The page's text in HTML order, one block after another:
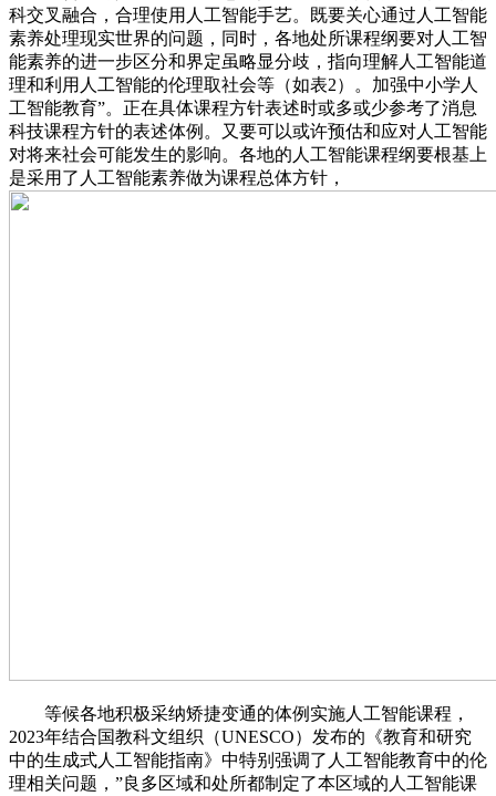
科交叉融合，合理使用人工智能手艺。既要关心通过人工智能
素养处理现实世界的问题，同时，各地处所课程纲要对人工智
能素养的进一步区分和界定虽略显分歧，指向理解人工智能道
理和利用人工智能的伦理取社会等（如表2）。加强中小学人
工智能教育”。正在具体课程方针表述时或多或少参考了消息
科技课程方针的表述体例。又要可以或许预估和应对人工智能
对将来社会可能发生的影响。各地的人工智能课程纲要根基上
是采用了人工智能素养做为课程总体方针，
等候各地积极采纳矫捷变通的体例实施人工智能课程，
2023年结合国教科文组织（UNESCO）发布的《教育和研究
中的生成式人工智能指南》中特别强调了人工智能教育中的伦
理相关问题，”良多区域和处所都制定了本区域的人工智能课